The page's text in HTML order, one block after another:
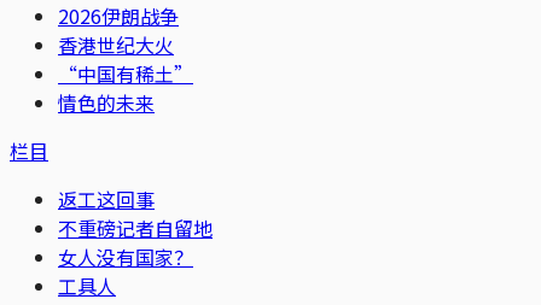
2026伊朗战争
香港世纪大火
“中国有稀土”
情色的未来
栏目
返工这回事
不重磅记者自留地
女人没有国家？
工具人